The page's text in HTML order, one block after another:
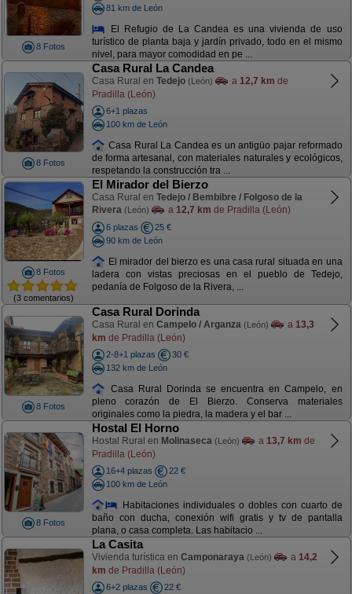
8 Fotos
81 km de León
El Refugio de La Candea es una vivienda de uso
turístico de planta baja y jardín privado, todo en el mismo
nivel, para mayor comodidad en pe ...
8 Fotos
Casa Rural La Candea
Casa Rural en Tedejo (León) a 12,7 km de
Pradilla (León)
6+1 plazas
100 km de León
Casa Rural La Candea es un antigüo pajar reformado
de forma artesanal, con materiales naturales y ecológicos,
respetando la construcción tra ...
8 Fotos
(3 comentarios)
El Mirador del Bierzo
Casa Rural en Tedejo / Bembibre / Folgoso de la
Rivera (León) a 12,7 km de Pradilla (León)
6 plazas
25 €
90 km de León
El mirador del bierzo es una casa rural situada en una
ladera con vistas preciosas en el pueblo de Tedejo,
pedanía de Folgoso de la Rivera, ...
8 Fotos
Casa Rural Dorinda
Casa Rural en Campelo / Arganza (León) a 13,3
km de Pradilla (León)
2-8+1 plazas
30 €
132 km de León
Casa Rural Dorinda se encuentra en Campelo, en
pleno corazón de El Bierzo. Conserva materiales
originales como la piedra, la madera y el bar ...
8 Fotos
Hostal El Horno
Hostal Rural en Molinaseca (León) a 13,7 km de
Pradilla (León)
16+4 plazas
22 €
100 km de León
Habitaciones individuales o dobles con cuarto de
baño con ducha, conexión wifi gratis y tv de pantalla
plana, o casa completa. Las habitacio ...
La Casita
Vivienda turística en Camponaraya (León) a 14,2
km de Pradilla (León)
6+2 plazas
22 €